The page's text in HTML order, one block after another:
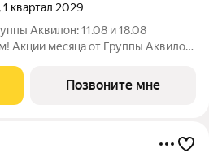
, 1 квартал 2029
Аквилон: 11.08 и 18.08
Акции месяца от Группы Аквилон:
Семейная ипотека! ПСК: 5,1-7,3%.
Позвоните мне